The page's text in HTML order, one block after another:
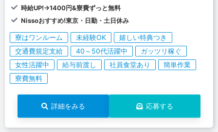
時給UP!→1400円&寮費ずっと無料
Nissoおすすめ!東京・日勤・土日休み
寮はワンルーム 未経験OK
嬉しい特典つき
交通費規定支給
40～50代活躍中
ガッツリ稼ぐ
女性活躍中
給与前渡し 社員食堂あり
簡単作業
寮費無料
詳細をみる 応募する